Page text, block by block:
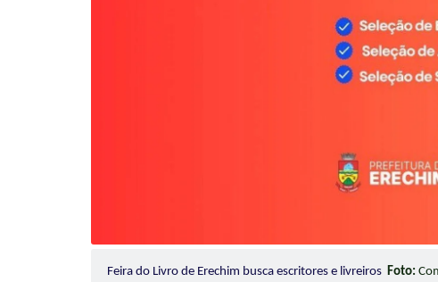
Feira do Livro de Erechim busca escritores e livreiros Foto: